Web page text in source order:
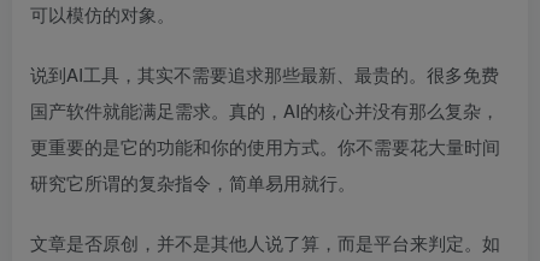
可以模仿的对象。
说到AI工具，其实不需要追求那些最新、最贵的。很多免费
国产软件就能满足需求。真的，AI的核心并没有那么复杂，
更重要的是它的功能和你的使用方式。你不需要花大量时间
研究它所谓的复杂指令，简单易用就行。
文章是否原创，并不是其他人说了算，而是平台来判定。如